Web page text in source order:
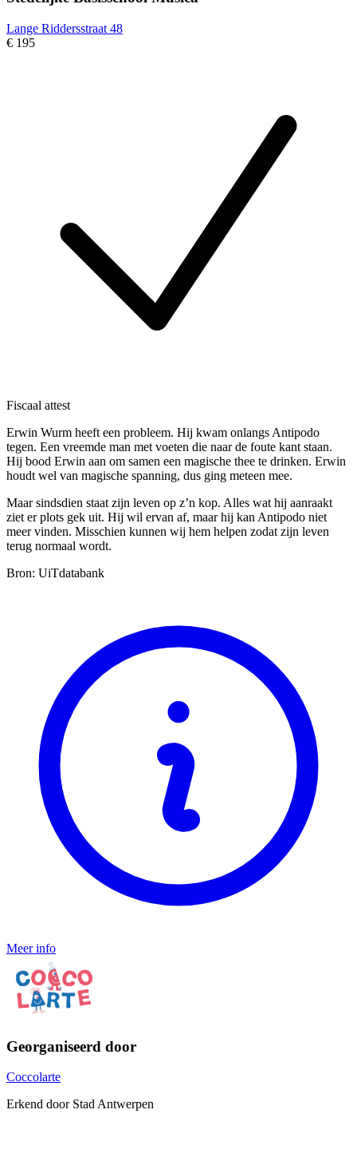
Lange Riddersstraat 48
€ 195
Fiscaal attest
Erwin Wurm heeft een probleem. Hij kwam onlangs Antipodo
tegen. Een vreemde man met voeten die naar de foute kant staan.
Hij bood Erwin aan om samen een magische thee te drinken. Erwin
houdt wel van magische spanning, dus ging meteen mee.
Maar sindsdien staat zijn leven op z’n kop. Alles wat hij aanraakt
ziet er plots gek uit. Hij wil ervan af, maar hij kan Antipodo niet
meer vinden. Misschien kunnen wij hem helpen zodat zijn leven
terug normaal wordt.
Bron: UiTdatabank
Meer info
Georganiseerd door
Coccolarte
Erkend door Stad Antwerpen